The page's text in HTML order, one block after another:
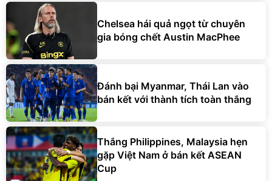
Chelsea hái quả ngọt từ chuyên
gia bóng chết Austin MacPhee
Đánh bại Myanmar, Thái Lan vào
bán kết với thành tích toàn thắng
Thắng Philippines, Malaysia hẹn
gặp Việt Nam ở bán kết ASEAN
Cup